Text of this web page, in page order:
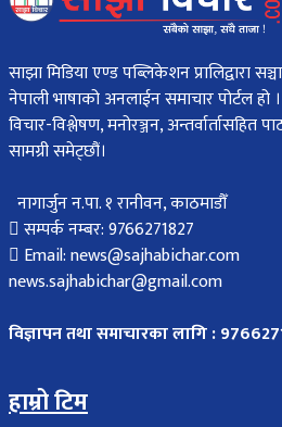
साझा मिडिया एण्ड पब्लिकेशन प्रालिद्वारा
नेपाली भाषाको अनलाईन समाचार पोर्टल
विचार-विश्लेषण, मनोरञ्जन,
सामग्री समेट्छौं।
नागार्जुन न.पा. १ रानीवन, काठमाडौँ
सम्पर्क नम्बर: 9766271827
Email: news@sajhabichar.com
news.sajhabichar@gmail.com
विज्ञापन तथा समाचारका लागि :
हाम्रो टिम